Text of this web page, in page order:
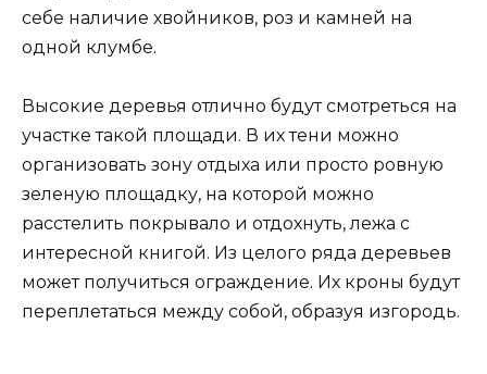
себе наличие хвойников, роз и камней на
одной клумбе.
Высокие деревья отлично будут смотреться на
участке такой площади. В их тени можно
организовать зону отдыха или просто ровную
зеленую площадку, на которой можно
расстелить покрывало и отдохнуть, лежа с
интересной книгой. Из целого ряда деревьев
может получиться ограждение. Их кроны будут
переплетаться между собой, образуя изгородь.